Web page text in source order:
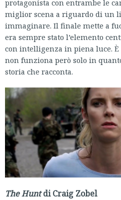
protagonista con entrambe le
miglior scena a riguardo di un
immaginare. Il finale mette a
era sempre stato l’elemento
con intelligenza in piena luce.
non funziona però solo in
storia che racconta.
The Huntdi Craig Zobel